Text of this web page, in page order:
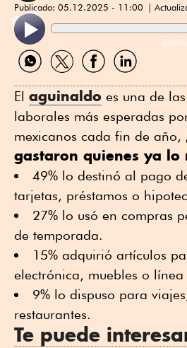
Publicado: 05.12.2025 - 11:00
Compartir
por
Compartir
por
Compartir
por
Compartir
por
El aguinaldo es una de
laborales más esperadas
mexicanos cada fin de año,
gastaron quienes ya lo
49% lo destinó al pago
tarjetas, préstamos o
27% lo usó en compras
de temporada.
15% adquirió artículos
electrónica, muebles o
9% lo dispuso para
restaurantes.
Te puede